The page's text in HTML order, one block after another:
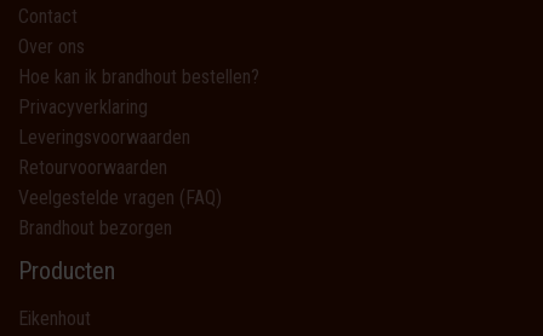
Contact
Over ons
Hoe kan ik brandhout bestellen?
Privacyverklaring
Leveringsvoorwaarden
Retourvoorwaarden
Veelgestelde vragen (FAQ)
Brandhout bezorgen
Producten
Eikenhout